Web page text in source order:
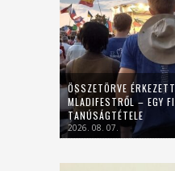
ÖSSZETÖRVE
MLADIFESTRŐL – EGY
TANÚSÁGTÉTELE
2026. 08. 07.